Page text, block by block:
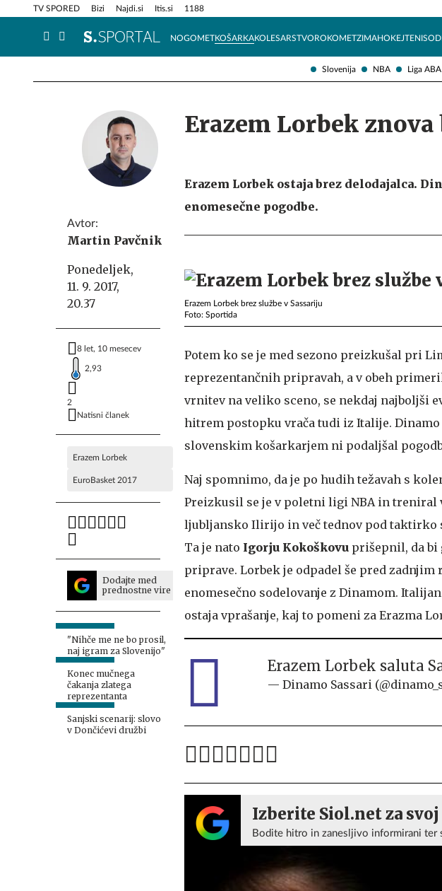
Slovenija NBA Liga ABA
TV SPORED Bizi Najdi.si Itis.si 1188
NOGOMETKOŠARKAKOLESARSTVOROKOMETZIMAHOKEJTENIS
Info in obvestila Tehnik
Avtor:
Martin Pavčnik
Ponedeljek,
11. 9. 2017,
20.37
8 let, 10 mesecev
2,93
2
Natisni članek
Erazem Lorbek
EuroBasket 2017
Dodajte med
prednostne vire
"Nihče me ne bo prosil,
naj igram za Slovenijo"
Konec mučnega
čakanja zlatega
reprezentanta
Sanjski scenarij: slovo
v Dončićevi družbi
Erazem Lorbek znova
Erazem Lorbek ostaja brez delodajalca.
enomesečne pogodbe.
Erazem Lorbek brez službe v Sassariju
Foto: Sportida
Potem ko se je med sezono preizkušal pri
reprezentančnih pripravah, a v obeh
vrnitev na veliko sceno, se nekdaj najboljši
hitrem postopku vrača tudi iz Italije.
slovenskim košarkarjem ni podaljšal
Naj spomnimo, da je po hudih težavah s
Preizkusil se je v poletni ligi NBA in treniral
ljubljansko Ilirijo in več tednov pod taktirko
Ta je nato Igorju Kokoškovu prišepnil, da bi
priprave. Lorbek je odpadel še pred zadnjim
enomesečno sodelovanje z Dinamom.
ostaja vprašanje, kaj to pomeni za Erazma
Erazem Lorbek saluta
— Dinamo Sassari
Izberite Siol.net za
Bodite hitro in zanesljivo informirani ter